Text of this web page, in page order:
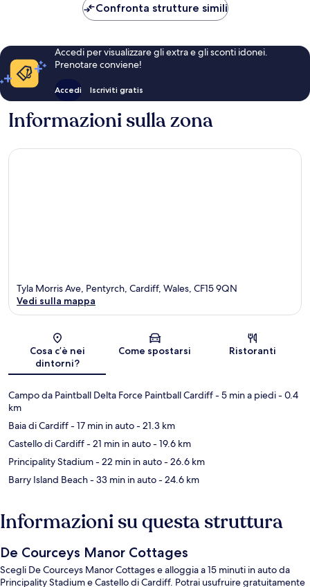
Confronta strutture simili
Accedi per visualizzare gli extra e gli sconti idonei.
Prenotare conviene!
Accedi Iscriviti gratis
Informazioni sulla zona
Mappa
Tyla Morris Ave, Pentyrch, Cardiff, Wales, CF15 9QN
Vedi sulla mappa
Cosa c’è nei
dintorni?
Come spostarsi Ristoranti
Campo da Paintball Delta Force Paintball Cardiff- 5 min a piedi- 0.4
km
Baia di Cardiff- 17 min in auto- 21.3 km
Castello di Cardiff- 21 min in auto- 19.6 km
Principality Stadium- 22 min in auto- 26.6 km
Barry Island Beach- 33 min in auto- 24.6 km
Informazioni su questa struttura
De Courceys Manor Cottages
Scegli De Courceys Manor Cottages e alloggia a 15 minuti in auto da
Principality Stadium e Castello di Cardiff. Potrai usufruire gratuitamente